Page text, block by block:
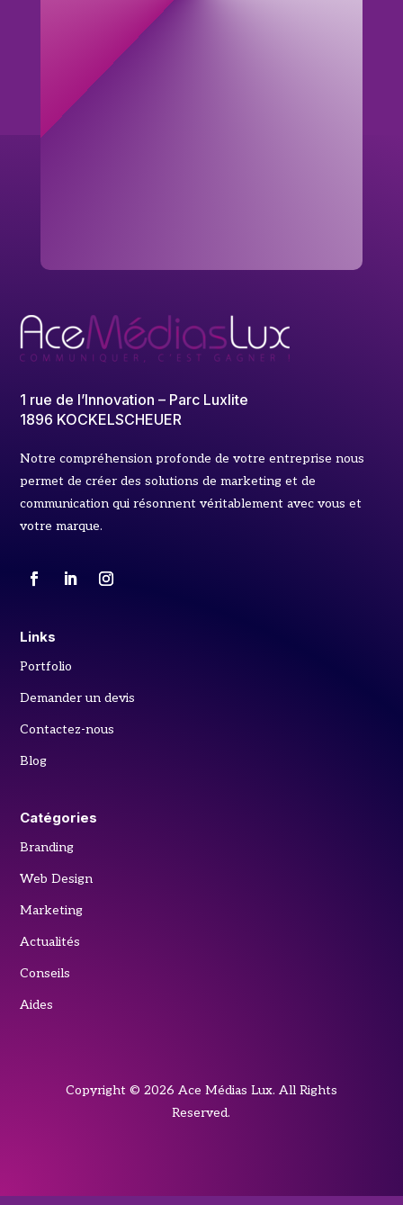
1 rue de l’Innovation – Parc Luxlite
1896 KOCKELSCHEUER
Notre compréhension profonde de votre entreprise nous
permet de créer des solutions de marketing et de
communication qui résonnent véritablement avec vous et
votre marque.
Links
Portfolio
Demander un devis
Contactez-nous
Blog
Catégories
Branding
Web Design
Marketing
Actualités
Conseils
Aides
Copyright © 2026 Ace Médias Lux. All Rights
Reserved.